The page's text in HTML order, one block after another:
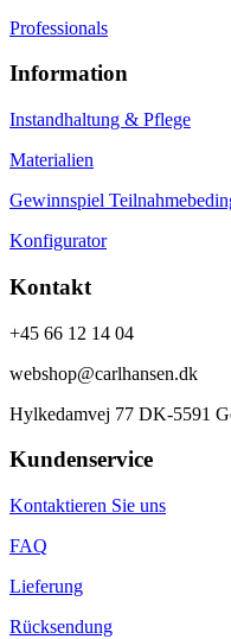
Professionals
Information
Instandhaltung & Pflege
Materialien
Gewinnspiel
Konfigurator
Kontakt
+45 66 12 14 04
webshop@carlhansen.dk
Hylkedamvej 77 DK-5591
Kundenservice
Kontaktieren Sie uns
FAQ
Lieferung
Rücksendung